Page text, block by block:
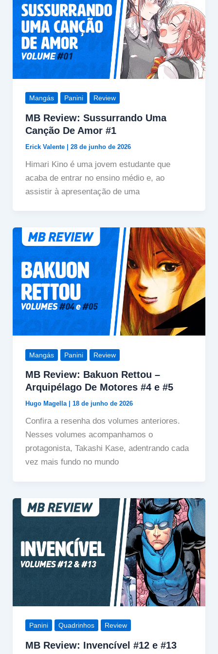
Mangás Panini Review
MB Review: Sussurrando Uma
Canção De Amor #1
Erick Valente | 28 de junho de 2026
Himari Kino é uma jovem estudante que
acaba de entrar no ensino médio e, ao
assistir à apresentação de uma
Mangás Panini Review
MB Review: Bakuon Rettou –
Arquipélago De Motores #4 e #5
Hugo Magella 18 de junho de 2026
Confira a resenha dos volumes anteriores.
Nesses volumes acompanhamos o
protagonista, Takashi Kase, adentrando cada
vez mais fundo no mundo
Panini Quadrinhos Review
MB Review: Invencível #12 e #13